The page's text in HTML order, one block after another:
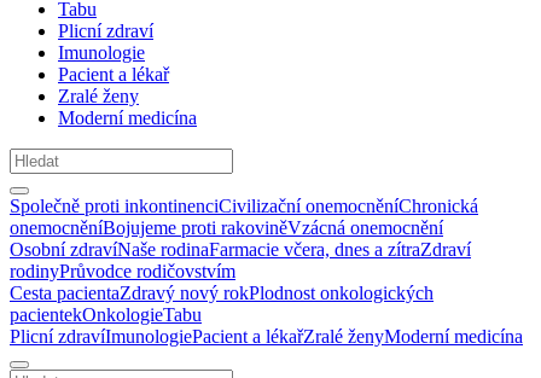
Tabu
Plicní zdraví
Imunologie
Pacient a lékař
Zralé ženy
Moderní medicína
Společně proti inkontinenciCivilizační onemocněníChronická
onemocněníBojujeme proti rakoviněVzácná onemocnění
Osobní zdravíNaše rodinaFarmacie včera, dnes a zítraZdraví
rodinyPrůvodce rodičovstvím
Cesta pacientaZdravý nový rokPlodnost onkologických
pacientekOnkologieTabu
Plicní zdravíImunologiePacient a lékařZralé ženyModerní medicína